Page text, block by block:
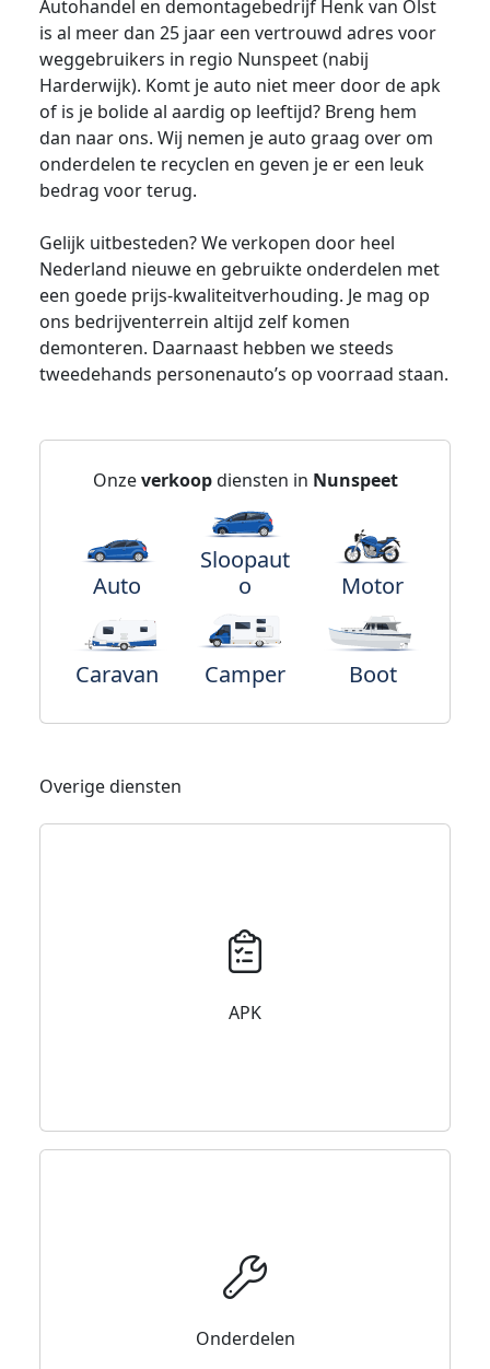
Autohandel en demontagebedrijf Henk van Olst
is al meer dan 25 jaar een vertrouwd adres voor
weggebruikers in regio Nunspeet (nabij
Harderwijk). Komt je auto niet meer door de apk
of is je bolide al aardig op leeftijd? Breng hem
dan naar ons. Wij nemen je auto graag over om
onderdelen te recyclen en geven je er een leuk
bedrag voor terug.
Gelijk uitbesteden? We verkopen door heel
Nederland nieuwe en gebruikte onderdelen met
een goede prijs-kwaliteitverhouding. Je mag op
ons bedrijventerrein altijd zelf komen
demonteren. Daarnaast hebben we steeds
tweedehands personenauto’s op voorraad staan.
Onzeverkoopdiensten in Nunspeet
Auto
Sloopaut
o
Motor
Caravan Camper Boot
Overige diensten
APK
Onderdelen